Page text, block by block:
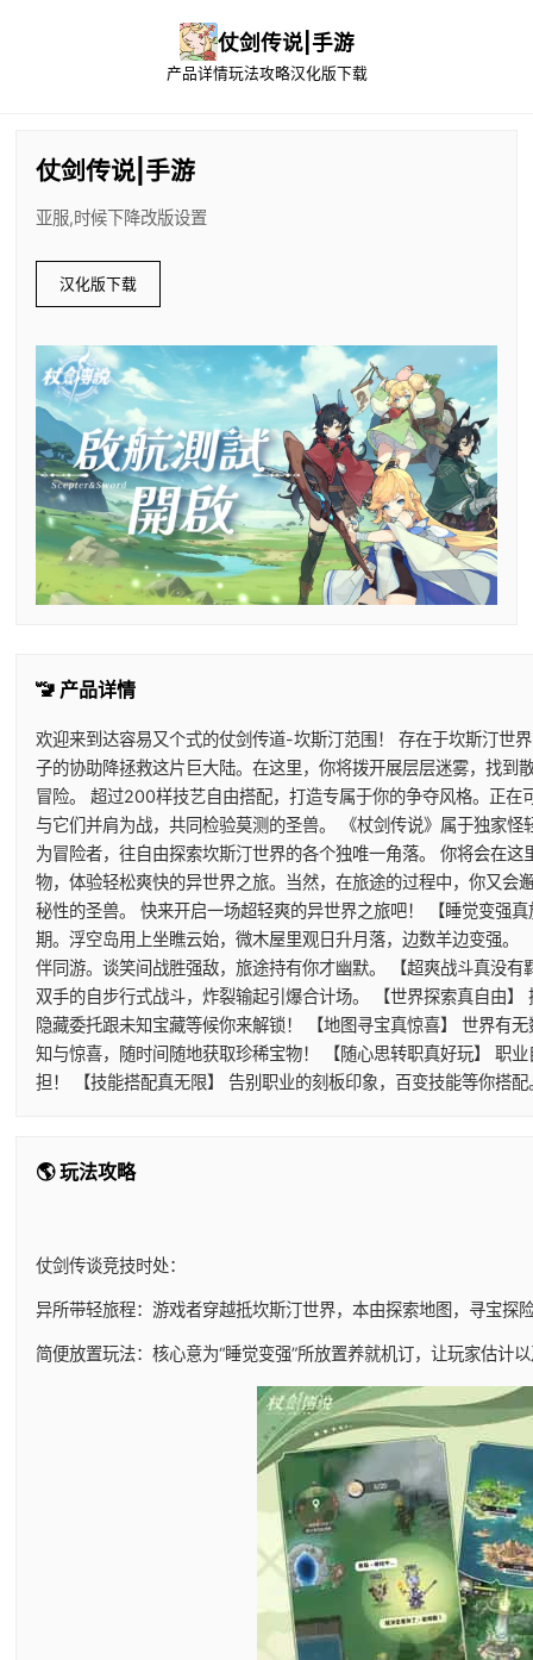
仗剑传说|手游
产品详情玩法攻略汉化版下载
仗剑传说|手游
亚服,时候下降改版设置
汉化版下载
🚾 产品详情
欢迎来到达容易又个式的仗剑传道-坎斯汀范围！ 存在于坎斯汀世
子的协助降拯救这片巨大陆。在这里，你将拨开展层层迷雾，找到
冒险。 超过200样技艺自由搭配，打造专属于你的争夺风格。正在
与它们并肩为战，共同检验莫测的圣兽。 《杖剑传说》属于独家
为冒险者，往自由探索坎斯汀世界的各个独唯一角落。 你将会在
物，体验轻松爽快的异世界之旅。当然，在旅途的过程中，你又会
秘性的圣兽。 快来开启一场超轻爽的异世界之旅吧！ 【睡觉变强
期。浮空岛用上坐瞧云始，微木屋里观日升月落，边数羊边变强。
伴同游。谈笑间战胜强敌，旅途持有你才幽默。 【超爽战斗真没
双手的自步行式战斗，炸裂输起引爆合计场。 【世界探索真自由
隐藏委托跟未知宝藏等候你来解锁！ 【地图寻宝真惊喜】 世界有
知与惊喜，随时间随地获取珍稀宝物！ 【随心思转职真好玩】 职
担！ 【技能搭配真无限】 告别职业的刻板印象，百变技能等你搭
🌎 玩法攻略
仗剑传谈竞技时处：
异所带轻旅程：游戏者穿越抵坎斯汀世界，本由探索地图，寻宝探
简便放置玩法：核心意为“睡觉变强”所放置养就机订，让玩家估计